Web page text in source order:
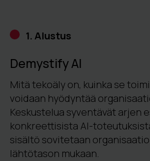
1. Alustus
Demystify AI
Mitä tekoäly on, kuinka se
voidaan hyödyntää
Keskustelua syventävät arjen
konkreettisista AI-
sisältö sovitetaan
lähtötason mukaan.